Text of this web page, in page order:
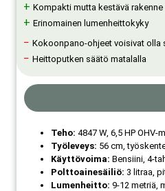
+ Kompakti mutta kestävä rakenne
+ Erinomainen lumenheittokyky
− Kokoonpano-ohjeet voisivat olla
− Heittoputken säätö matalalla
Teho: 4847 W, 6,5 HP OHV-
Työleveys: 56 cm,
Käyttövoima: Bensiini, 4-
Polttoainesäiliö: 3 litraa,
Lumenheitto: 9-12 metriä,